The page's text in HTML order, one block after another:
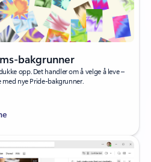
bakgrunner
opp. Det handler om å velge å leve –
nye Pride-bakgrunner.